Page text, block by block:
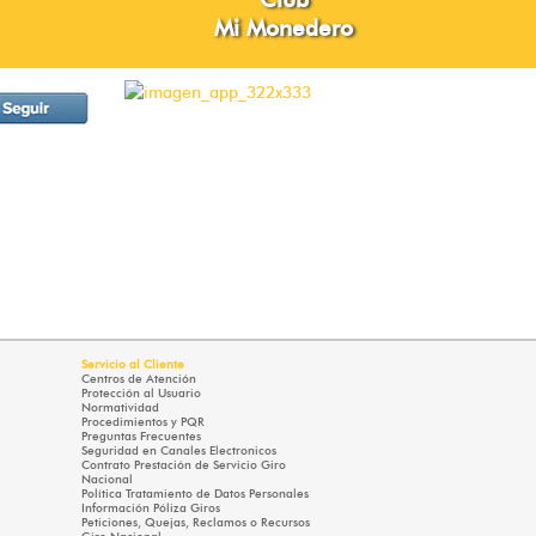
Mi Monedero
Servicio al Cliente
Centros de Atención
Protección al Usuario
Normatividad
Procedimientos y PQR
Preguntas Frecuentes
Seguridad en Canales Electronicos
Contrato Prestación de Servicio Giro
Nacional
Política Tratamiento de Datos Personales
Información Póliza Giros
Peticiones, Quejas, Reclamos o Recursos